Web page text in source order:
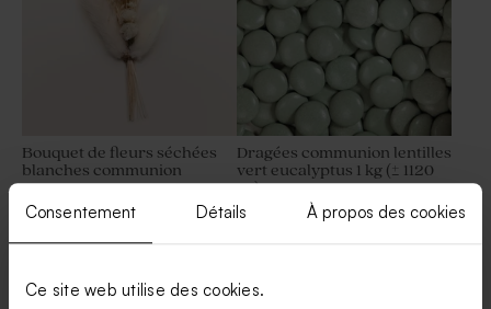
Consentement Détails À propos des cookies
Ce site web utilise des cookies.
Bouquet de fleurs séchées
blanches communion
Dragées communion lentilles
vert eucalyptus 1 kg (± 1120
ex)